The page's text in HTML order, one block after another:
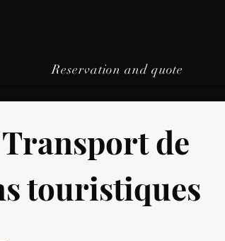
Reservation and quote
de
touristiques